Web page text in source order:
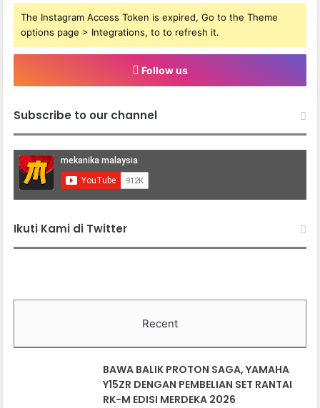
The Instagram Access Token is expired, Go to the Theme
options page > Integrations, to to refresh it.
Follow us
Subscribe to our channel
Ikuti Kami di Twitter
Recent
BAWA BALIK PROTON SAGA, YAMAHA
Y15ZR DENGAN PEMBELIAN SET RANTAI
RK-M EDISI MERDEKA 2026